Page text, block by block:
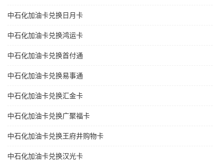
中石化加油卡兑换日月卡
中石化加油卡兑换鸿运卡
中石化加油卡兑换首付通
中石化加油卡兑换易事通
中石化加油卡兑换汇金卡
中石化加油卡兑换广聚福卡
中石化加油卡兑换王府井购物卡
中石化加油卡兑换汉光卡